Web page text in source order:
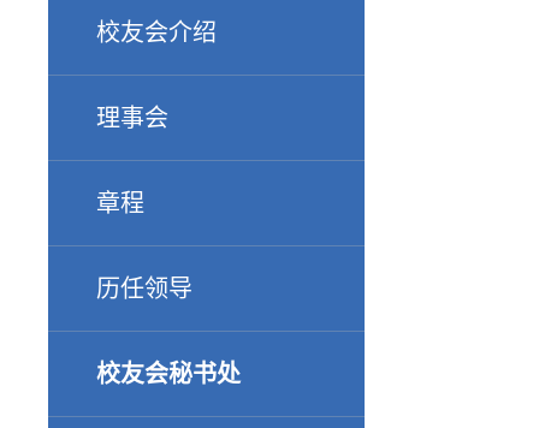
校友会介绍
理事会
章程
历任领导
校友会秘书处